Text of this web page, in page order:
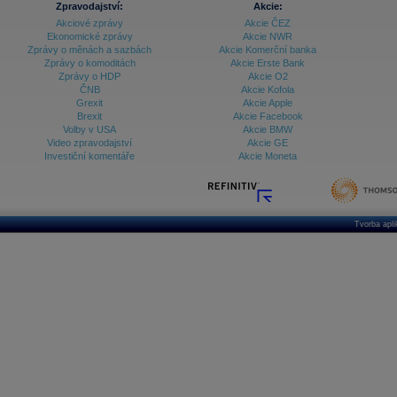
Databanka - Ekonomický růst
Databanka - Indexy
Databanka - Měnové kurzy
Databanka - Trh práce
Databanka - Úrokové sazby
Databanka - Veřejné rozpočty
Databanka akcie - Svět
Zpravodajství:
Akciové zprávy
Ekonomické zprávy
Zprávy o měnách a sazbách
Zprávy o komoditách
Zprávy o HDP
ČNB
Grexit
Brexit
Volby v USA
Video zpravodajství
Investiční komentáře
Akcie:
Akcie ČEZ
Akcie NWR
Akcie Komerční banka
Akcie Erste Bank
Akcie O2
Akcie Kofola
Akcie Apple
Akcie Facebook
Akcie BMW
Akcie GE
Akcie Moneta
Tvorba